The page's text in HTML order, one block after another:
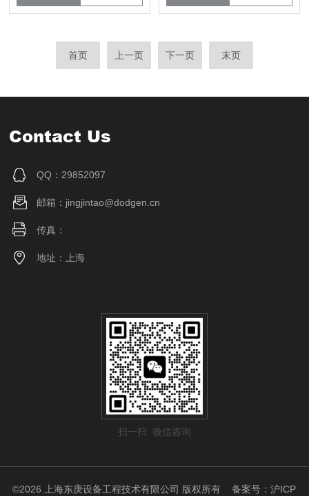
首页 上一页 下一页 末页
Contact Us
QQ：29852097
邮箱：jingjintao@dodgen.cn
传真：
地址：上海
扫一扫 微信咨询
©2026 上海东庚设备工程技术有限公司 版权所有备案号：沪ICP